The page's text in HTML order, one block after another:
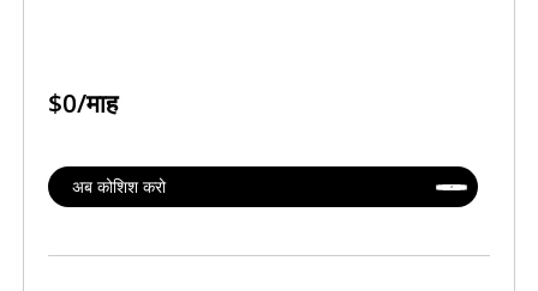
$0/माह
अब कोशिश करो
Transync AI अंतर्राष्ट्रीय उद्यम सेवा
सेवा क्षेत्र: अंतर्राष्ट्रीय